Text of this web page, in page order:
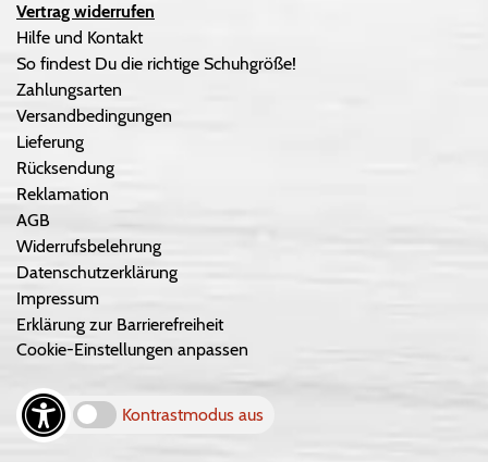
Vertrag widerrufen
Hilfe und Kontakt
So findest Du die richtige Schuhgröße!
Zahlungsarten
Versandbedingungen
Lieferung
Rücksendung
Reklamation
AGB
Widerrufsbelehrung
Datenschutzerklärung
Impressum
Erklärung zur Barrierefreiheit
Cookie-Einstellungen anpassen
Kontrastmodus aus